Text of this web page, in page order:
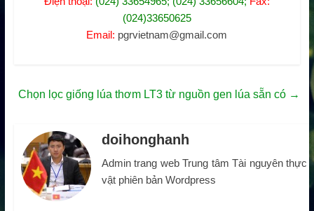
(024)33650625
Email: pgrvietnam@gmail.com
Chọn lọc giống lúa thơm LT3 từ nguồn gen lúa sẵn có →
doihonghanh
Admin trang web Trung tâm Tài nguyên thực
vật phiên bản Wordpress